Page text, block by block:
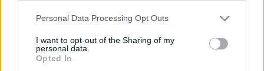
Please note that this website/app uses one or more Google
not limited to your visit or usage behaviour. You may click to
grant or deny consent to Google and its third-party tags to
use your data for below specified purposes in below Google
Personal Data Processing Opt Outs
I want to opt-out of the Sharing of my
personal data.
Opted In
Gettyimages.com